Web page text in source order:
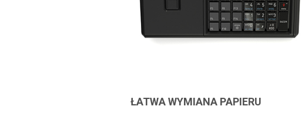
ŁATWA WYMIANA PAPIERU